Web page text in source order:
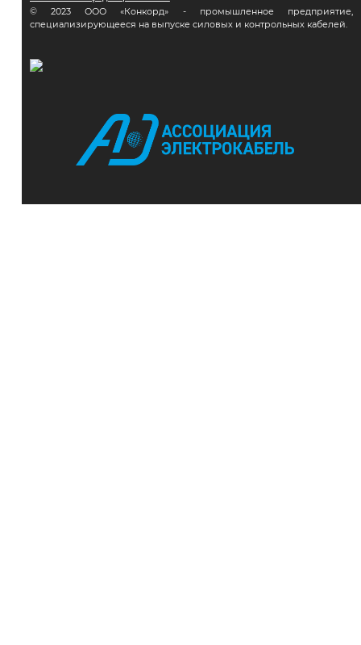
© 2023 ООО «Конкорд» - промышленное предприятие,
специализирующееся на выпуске силовых и контрольных кабелей.